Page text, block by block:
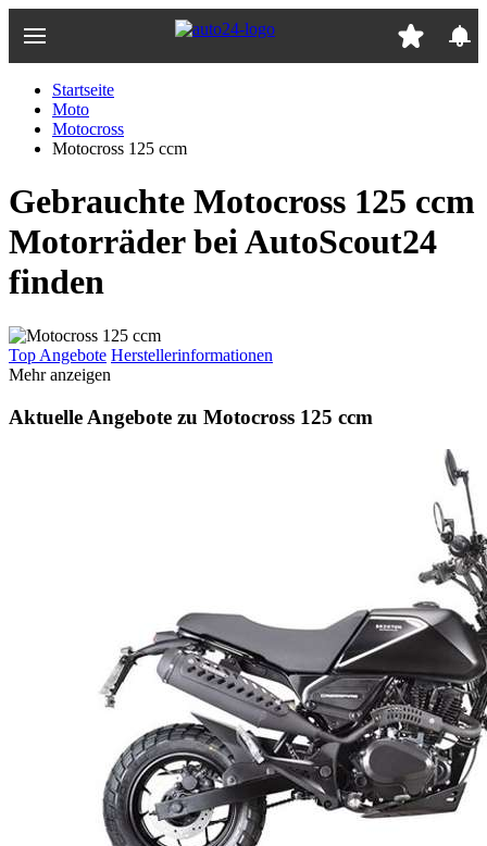
Hauptinhalt
Startseite
Moto
Motocross
Motocross 125 ccm
Gebrauchte Motocross 125 ccm
Motorräder bei AutoScout24
finden
Top Angebote Herstellerinformationen
Mehr anzeigen
Aktuelle Angebote zu Motocross 125 ccm